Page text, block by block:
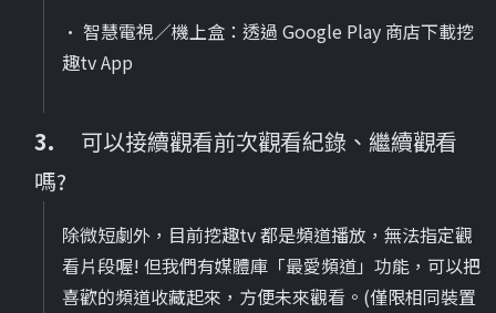
• 智慧電視／機上盒：透過 Google Play 商店下載挖
趣tv App
可以接續觀看前次觀看紀錄、繼續觀看
嗎?
除微短劇外，目前挖趣tv 都是頻道播放，無法指定觀
看片段喔! 但我們有媒體庫「最愛頻道」功能，可以把
喜歡的頻道收藏起來，方便未來觀看。(僅限相同裝置